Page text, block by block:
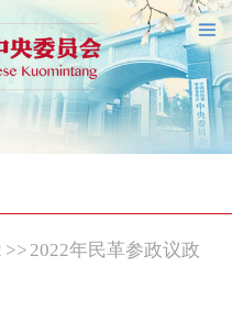
>>2022年民革参政议政